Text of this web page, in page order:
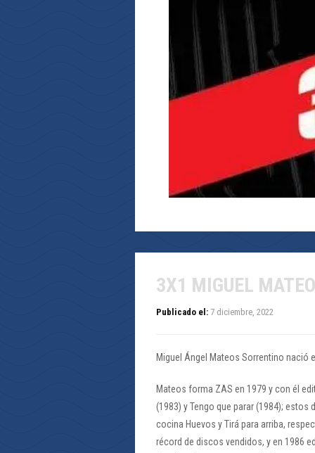
3X1 MIGUEL
Publicado el: 7 diciembre, 2022
Miguel Ángel Mateos Sorrentino nació
Mateos forma ZAS en 1979 y con él
(1983) y Tengo que parar (1984);
cocina Huevos y Tirá para arriba,
récord de discos vendidos, y en 1986